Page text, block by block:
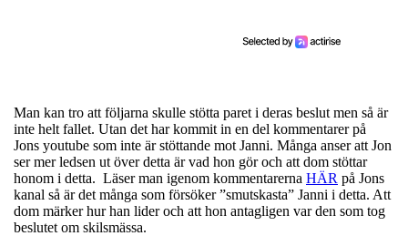
Man kan tro att följarna skulle stötta paret i deras beslut men så är
inte helt fallet. Utan det har kommit in en del kommentarer på
Jons youtube som inte är stöttande mot Janni. Många anser att Jon
ser mer ledsen ut över detta är vad hon gör och att dom stöttar
honom i detta. Läser man igenom kommentarerna HÄR på Jons
kanal så är det många som försöker ”smutskasta” Janni i detta. Att
dom märker hur han lider och att hon antagligen var den som tog
beslutet om skilsmässa.